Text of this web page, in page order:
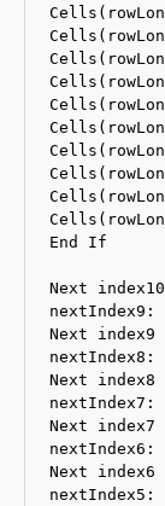
End If
Next index10
nextIndex9:
Next index9
nextIndex8:
Next index8
nextIndex7:
Next index7
nextIndex6:
Next index6
nextIndex5: